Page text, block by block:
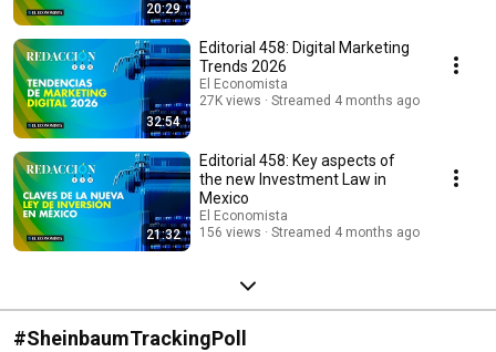
20:29
32:54
Editorial 458: Digital Marketing
Trends 2026
El Economista
27K views
Streamed 4 months ago
21:32
Editorial 458: Key aspects of
the new Investment Law in
Mexico
El Economista
156 views
Streamed 4 months ago
#SheinbaumTrackingPoll